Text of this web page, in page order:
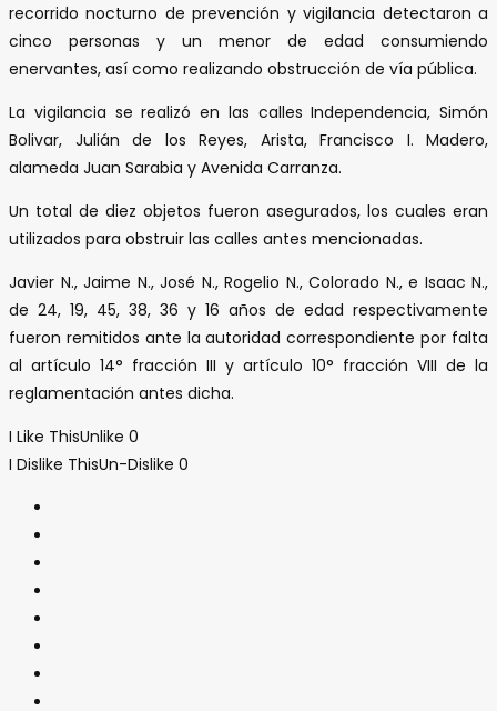
recorrido nocturno de prevención y vigilancia detectaron a
cinco personas y un menor de edad consumiendo
enervantes, así como realizando obstrucción de vía pública.
La vigilancia se realizó en las calles Independencia, Simón
Bolivar, Julián de los Reyes, Arista, Francisco I. Madero,
alameda Juan Sarabia y Avenida Carranza.
Un total de diez objetos fueron asegurados, los cuales eran
utilizados para obstruir las calles antes mencionadas.
Javier N., Jaime N., José N., Rogelio N., Colorado N., e Isaac N.,
de 24, 19, 45, 38, 36 y 16 años de edad respectivamente
fueron remitidos ante la autoridad correspondiente por falta
al artículo 14° fracción III y artículo 10° fracción VIII de la
reglamentación antes dicha.
I Like ThisUnlike 0
I Dislike ThisUn-Dislike 0